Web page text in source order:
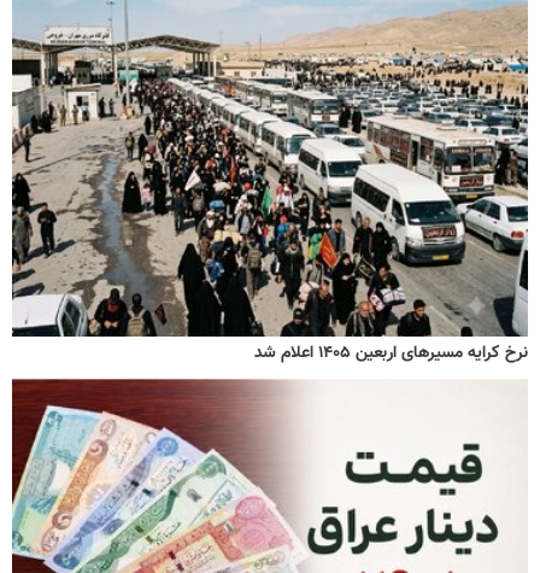
نرخ کرایه مسیرهای اربعین ۱۴۰۵ اعلام شد